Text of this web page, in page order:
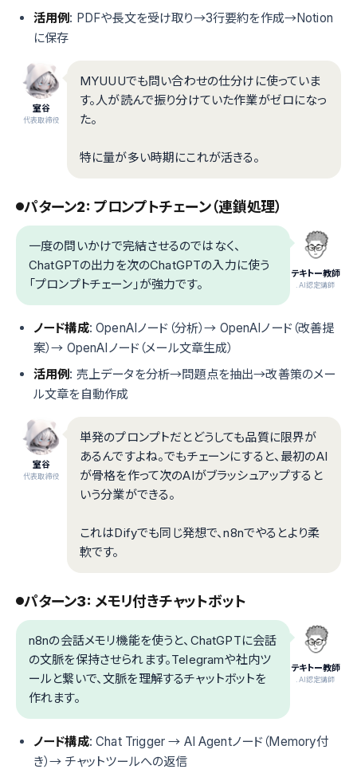
活用例: PDFや長文を受け取り→3行要約を作成→Notion
に保存
室谷
代表取締役
MYUUUでも問い合わせの仕分けに使っていま
す。人が読んで振り分けていた作業がゼロになっ
た。
特に量が多い時期にこれが活きる。
パターン2: プロンプトチェーン（連鎖処理）
テキトー教師
.AI認定講師
一度の問いかけで完結させるのではなく、
ChatGPTの出力を次のChatGPTの入力に使う
「プロンプトチェーン」が強力です。
ノード構成: OpenAIノード（分析）→ OpenAIノード（改善提
案）→ OpenAIノード（メール文章生成）
活用例: 売上データを分析→問題点を抽出→改善策のメー
ル文章を自動作成
室谷
代表取締役
単発のプロンプトだとどうしても品質に限界が
あるんですよね。でもチェーンにすると、最初のAI
が骨格を作って次のAIがブラッシュアップすると
いう分業ができる。
これはDifyでも同じ発想で、n8nでやるとより柔
軟です。
パターン3: メモリ付きチャットボット
テキトー教師
.AI認定講師
n8nの会話メモリ機能を使うと、ChatGPTに会話
の文脈を保持させられます。Telegramや社内ツ
ールと繋いで、文脈を理解するチャットボットを
作れます。
ノード構成: Chat Trigger → AI Agentノード（Memory付
き）→ チャットツールへの返信